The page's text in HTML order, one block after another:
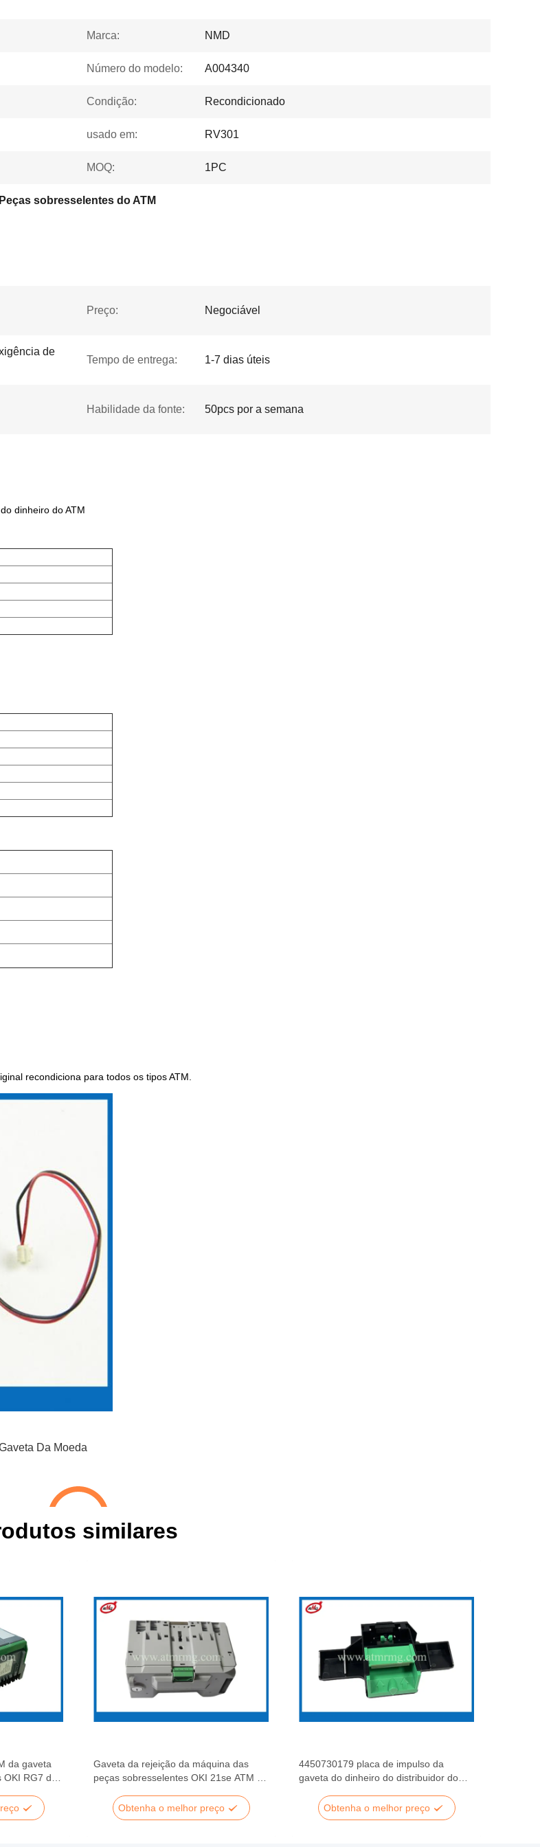
Marca: NMD
Número do modelo: A004340
Condição: Recondicionado
usado em: RV301
MOQ: 1PC
Peças sobresselentes do ATM
Preço: Negociável
de
Tempo de entrega: 1-7 dias úteis
Habilidade da fonte: 50pcs por a semana
dinheiro do ATM
recondiciona para todos os tipos ATM.
Da Moeda
similares
da gaveta
RG7 de
Gaveta da rejeição da máquina das
peças sobresselentes OKI 21se ATM de
Obtenha o melhor preço
4450730179 placa de impulso da
gaveta do dinheiro do distribuidor do
gaveta do ATM
Obtenha o melhor preço